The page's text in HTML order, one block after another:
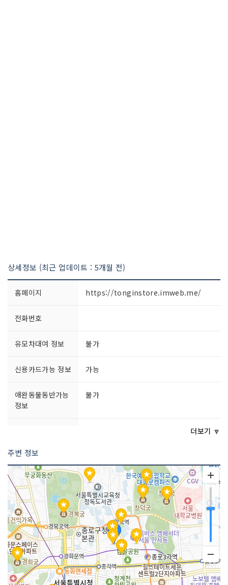
상세정보 (최근 업데이트 : 5개월 전)
홈페이지 https://tonginstore.imweb.me/
전화번호
유모차대여 정보 불가
신용카드가능 정보 가능
애완동물동반가능
정보
불가
개장일
영업시간
[화요일~토요일] 10:30~18:30[일요일]
12:00~17:00
주차시설 없음
쉬는날 매주 월요일
화장실 설명 있음(남녀 구분)
더보기 🔽
주변 정보